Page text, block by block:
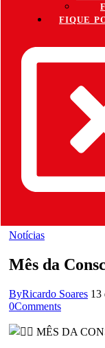
FIQUE
Notícias
Mês da
ByRicardo Soares 13
0Comments
MÊS DA